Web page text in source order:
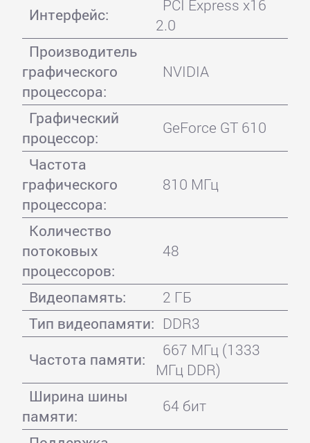
Интерфейс:
PCI Express x16
2.0
Производитель
графического
процессора:
NVIDIA
Графический
процессор:
GeForce GT 610
Частота
графического
процессора:
810 МГц
Количество
потоковых
процессоров:
48
Видеопамять:
2 ГБ
Тип видеопамяти: DDR3
Частота памяти:
667 МГц (1333
МГц DDR)
Ширина шины
памяти:
64 бит